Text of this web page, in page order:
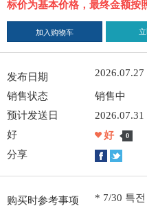
标价为基本价格，最终金额按
加入购物车
发布日期 2026.07.27
销售状态
销售中
预计发送日
2026.07.31
好
好 0
分享
购买时参考事项 * 7/30 특